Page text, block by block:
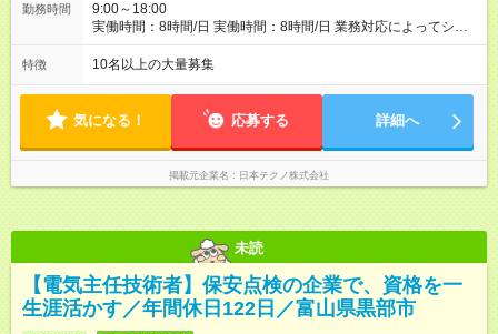
勤務時間
9:00～18:00
実働時間：8時間/日 実働時間：8時間/日 業務対応によってシフ
ト勤務もあります 勤務状況によっては土日祝日の作業出勤あ
り。 その場合、振替/代休の取得をして頂きます。
特徴 10名以上の大量募集
気になる！ 応募する 詳細へ
掲載元企業名 日本テクノ株式会社
未読
【電気主任技術者】保安点検の企業で、資格を一
生涯活かす／年間休日122日／富山県黒部市